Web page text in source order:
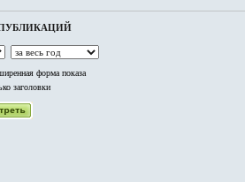
форма показа
заголовки